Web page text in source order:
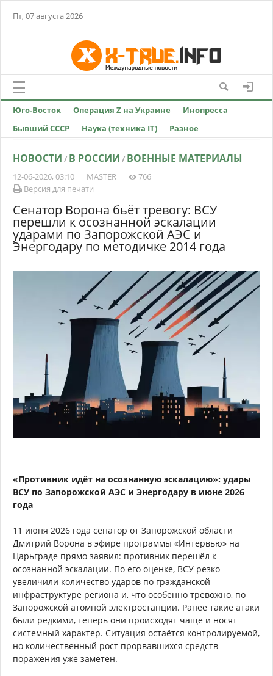
Пт, 07 августа 2026
Юго-Восток Операция Z на Украине
Инопресса
Бывший СССР
Наука (техника IT) Разное
НОВОСТИ / В РОССИИ / ВОЕННЫЕ МАТЕРИАЛЫ
12-06-2026, 03:10 MASTER
766
Версия для печати
Сенатор Ворона бьёт тревогу: ВСУ
перешли к осознанной эскалации
ударами по Запорожской АЭС и
Энергодару по методичке 2014 года
«Противник идёт на осознанную эскалацию»: удары
ВСУ по Запорожской АЭС и Энергодару в июне 2026
года
11 июня 2026 года сенатор от Запорожской области
Дмитрий Ворона в эфире программы «Интервью» на
Царьграде прямо заявил: противник перешёл к
осознанной эскалации. По его оценке, ВСУ резко
увеличили количество ударов по гражданской
инфраструктуре региона и, что особенно тревожно, по
Запорожской атомной электростанции. Ранее такие атаки
были редкими, теперь они происходят чаще и носят
системный характер. Ситуация остаётся контролируемой,
но количественный рост прорвавшихся средств
поражения уже заметен.